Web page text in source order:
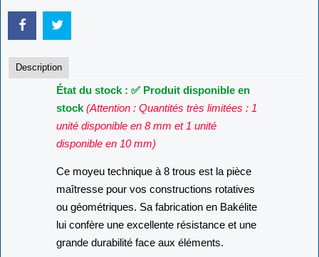
Description
État du stock : ✅ Produit disponible en
stock (Attention : Quantités très limitées : 1
unité disponible en 8 mm et 1 unité
disponible en 10 mm)
Ce moyeu technique à 8 trous est la pièce
maîtresse pour vos constructions rotatives
ou géométriques. Sa fabrication en Bakélite
lui confère une excellente résistance et une